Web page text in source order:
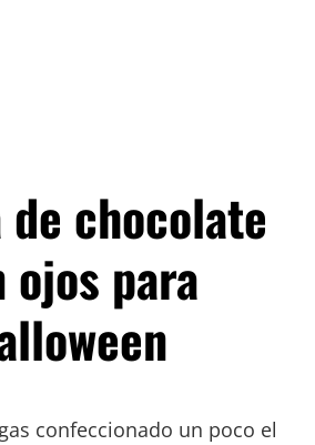
de chocolate
ojos para
confeccionado un poco el